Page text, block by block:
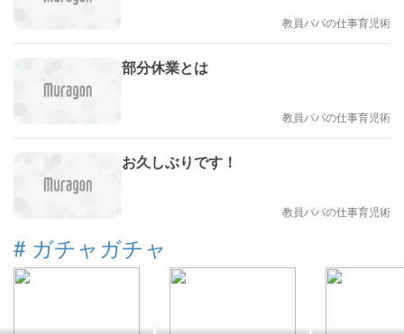
教員パパの仕事育児術
部分休業とは
教員パパの仕事育児術
お久しぶりです！
教員パパの仕事育児術
# ガチャガチャ